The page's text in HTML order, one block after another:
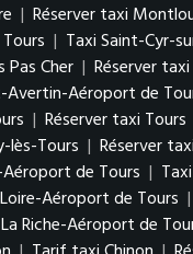
| Réserver taxi
| Taxi Saint-Cyr-
Cher | Réserver
Aéroport de
| Réserver taxi Tours
lès-Tours | Réserver
de Tours |
Aéroport de Tours |
Riche-Aéroport de